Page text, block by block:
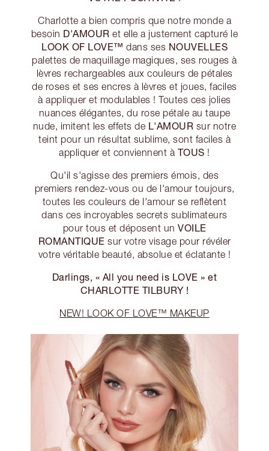
Charlotte a bien compris que notre monde a
besoin D'AMOUR et elle a justement capturé le
LOOK OF LOVE™ dans ses NOUVELLES
palettes de maquillage magiques, ses rouges à
lèvres rechargeables aux couleurs de pétales
de roses et ses encres à lèvres et joues, faciles
à appliquer et modulables ! Toutes ces jolies
nuances élégantes, du rose pétale au taupe
nude, imitent les effets de L'AMOUR sur notre
teint pour un résultat sublime, sont faciles à
appliquer et conviennent à TOUS !
Qu'il s'agisse des premiers émois, des
premiers rendez-vous ou de l'amour toujours,
toutes les couleurs de l'amour se reflètent
dans ces incroyables secrets sublimateurs
pour tous et déposent un VOILE
ROMANTIQUE sur votre visage pour révéler
votre véritable beauté, absolue et éclatante !
Darlings, « All you need is LOVE » et
CHARLOTTE TILBURY !
NEW! LOOK OF LOVE™ MAKEUP